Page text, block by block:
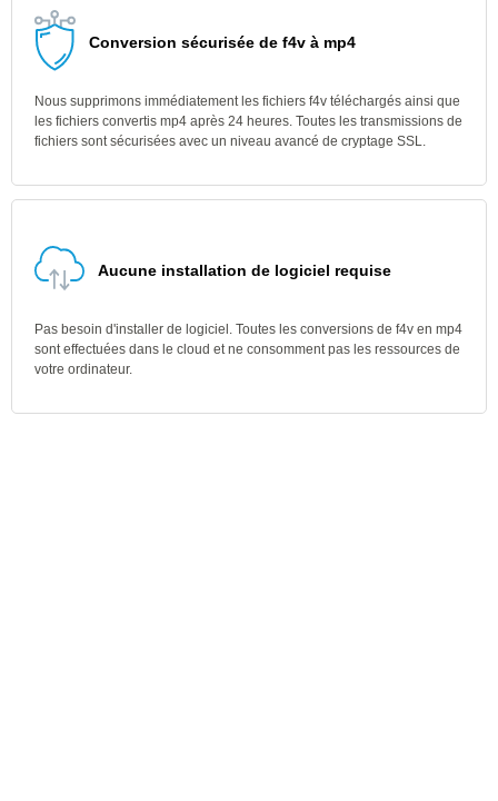
Conversion sécurisée de f4v à mp4
Nous supprimons immédiatement les fichiers f4v téléchargés ainsi que
les fichiers convertis mp4 après 24 heures. Toutes les transmissions de
fichiers sont sécurisées avec un niveau avancé de cryptage SSL.
Aucune installation de logiciel requise
Pas besoin d'installer de logiciel. Toutes les conversions de f4v en mp4
sont effectuées dans le cloud et ne consomment pas les ressources de
votre ordinateur.